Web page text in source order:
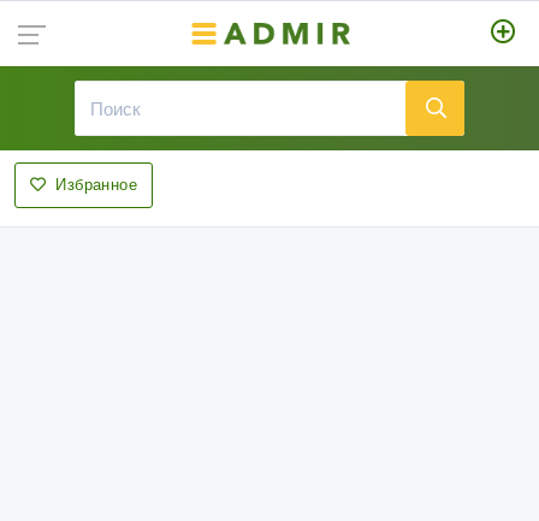
Избранное